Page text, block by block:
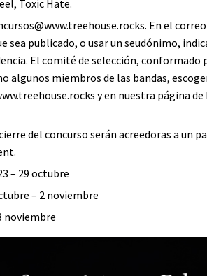
, Toxic Hate.
. En el
sea publicado, o usar un seudónimo,
El comité de selección,
algunos miembros de las bandas,
y en nuestra página de
del concurso serán acreedoras a un
– 29 octubre
– 2 noviembre
noviembre